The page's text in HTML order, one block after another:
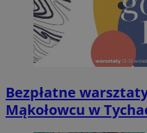
Bezpłatne
Mąkołowcu w